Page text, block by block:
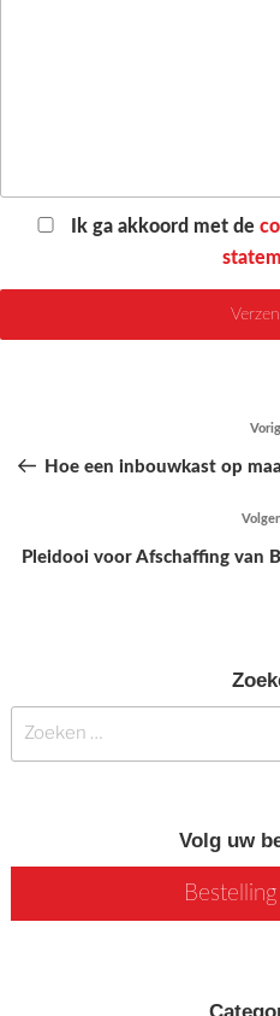
Ik ga akkoord met de
Hoe een inbouwkast op
Pleidooi voor Afschaffing van
Volg uw